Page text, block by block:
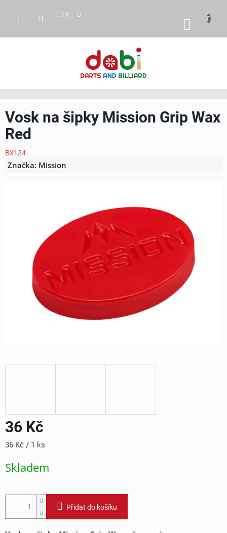
obsah
CZK
KOŠÍK
Vosk na šipky Mission Grip Wax
Red
BX124
Značka: Mission
36 Kč
Měrná
36 Kč / 1 ks
Skladem
Přidat do košíku